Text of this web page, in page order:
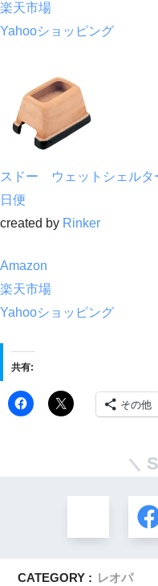
楽天市場
Yahooショッピング
スドー ウェットシェル
日便
created by Rinker
Amazon
楽天市場
Yahooショッピング
共有:
その他
CATEGORY : レオパ